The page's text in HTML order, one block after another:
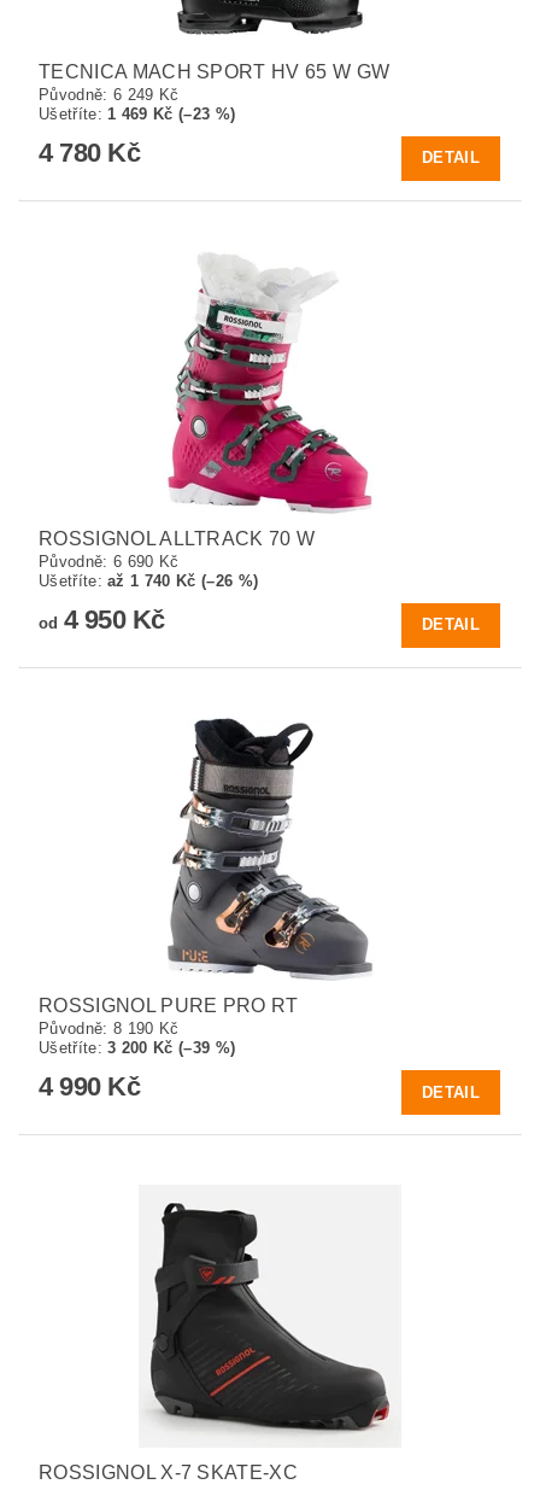
TECNICA MACH SPORT HV 65 W GW
Původně: 6 249 Kč
Ušetříte: 1 469 Kč (–23 %)
4 780 Kč DETAIL
ROSSIGNOL ALLTRACK 70 W
Původně: 6 690 Kč
Ušetříte:až 1 740 Kč (–26 %)
od 4 950 Kč DETAIL
ROSSIGNOL PURE PRO RT
Původně: 8 190 Kč
Ušetříte:3 200 Kč (–39 %)
4 990 Kč DETAIL
ROSSIGNOL X-7 SKATE-XC